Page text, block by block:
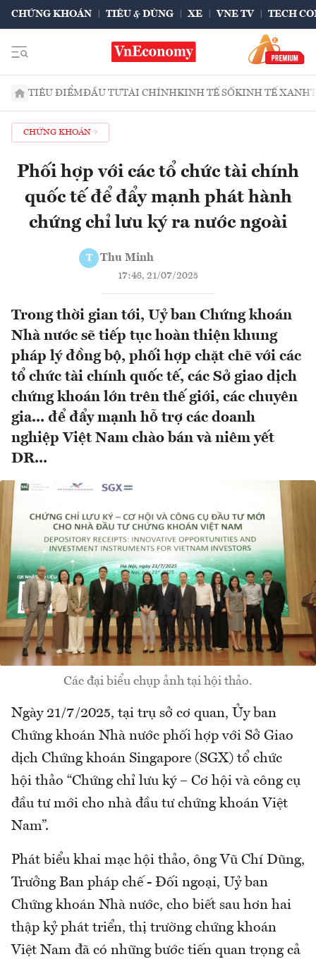
CHỨNG KHOÁN TIÊU & DÙNG XE VNE TV TECH
TIÊU ĐIỂMĐẦU TƯTÀI CHÍNHKINH TẾ SỐKINH TẾ XANH
CHỨNG KHOÁN
Phối hợp với các tổ chức tài chính
quốc tế để đẩy mạnh phát hành
chứng chỉ lưu ký ra nước ngoài
T Thu Minh
17:48, 21/07/2025
Trong thời gian tới, Uỷ ban Chứng khoán
Nhà nước sẽ tiếp tục hoàn thiện khung
pháp lý đồng bộ, phối hợp chặt chẽ với các
tổ chức tài chính quốc tế, các Sở giao dịch
chứng khoán lớn trên thế giới, các chuyên
gia... để đẩy mạnh hỗ trợ các doanh
nghiệp Việt Nam chào bán và niêm yết
DR...
Các đại biểu chụp ảnh tại hội thảo.
Ngày 21/7/2025, tại trụ sở cơ quan, Ủy ban
Chứng khoán Nhà nước phối hợp với Sở Giao
dịch Chứng khoán Singapore (SGX) tổ chức
hội thảo “Chứng chỉ lưu ký – Cơ hội và công cụ
đầu tư mới cho nhà đầu tư chứng khoán Việt
Nam”.
Phát biểu khai mạc hội thảo, ông Vũ Chí Dũng,
Trưởng Ban pháp chế - Đối ngoại, Uỷ ban
Chứng khoán Nhà nước, cho biết sau hơn hai
thập kỷ phát triển, thị trường chứng khoán
Việt Nam đã có những bước tiến quan trọng cả